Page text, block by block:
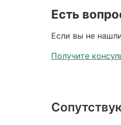
Есть
Если вы не
Получите